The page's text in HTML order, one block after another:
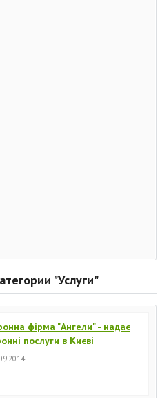
"Услуги"
фірма "Ангели" - надає
послуги в Києві